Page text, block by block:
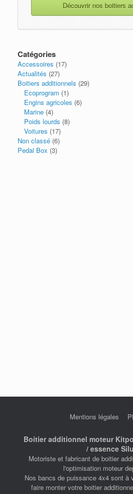
Découvrir nos boitiers
Catégories
Accessoires (17)
Actualités (27)
Boitiers additionnels (29)
Ecoprogram (1)
Engins agricoles (6)
Marine (4)
Poids lourds (8)
Voitures (17)
Non classé (6)
Pedal Box (3)
Mentions légales
Boitier additionnel moteur
/ essence
Motoriste et fabricant de boitier
l'optimisation moteur
Nos bancs de puissance 4x4 sont à
faire monter votre boitier